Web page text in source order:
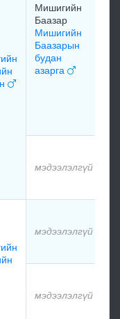
Мишигийн
Баазар
Мишигийн
Баазарын
будан
азарга
мэдээлэлгүй
мэдээлэлгүй
мэдээлэлгүй